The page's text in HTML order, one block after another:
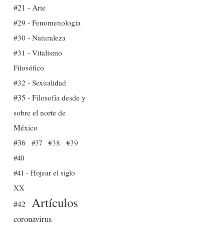
#21 - Arte
#29 - Fenomenología
#30 - Naturaleza
#31 - Vitalismo
Filosófico
#32 - Sexualidad
#35 - Filosofía desde y
sobre el norte de
México
#36
#37 #38
#39
#40
#41 - Hojear el siglo
XX
#42
Artículos
coronavirus